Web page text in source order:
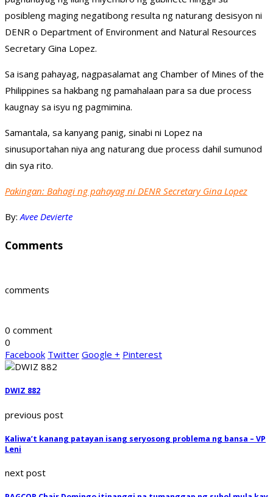
posibleng maging negatibong resulta ng naturang desisyon ni
DENR o Department of Environment and Natural Resources
Secretary Gina Lopez.
Sa isang pahayag, nagpasalamat ang Chamber of Mines of the
Philippines sa hakbang ng pamahalaan para sa due process
kaugnay sa isyu ng pagmimina.
Samantala, sa kanyang panig, sinabi ni Lopez na
sinusuportahan niya ang naturang due process dahil sumunod
din sya rito.
Pakingan: Bahagi ng pahayag ni DENR Secretary Gina Lopez
By:Avee Devierte
Comments
comments
0 comment
0
Facebook Twitter Google + Pinterest
DWIZ 882
previous post
Kaliwa’t kanang patayan isang seryosong problema ng bansa – VP
Leni
next post